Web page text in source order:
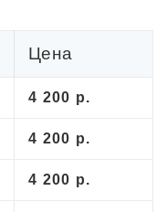
Цена
4 200 р.
4 200 р.
4 200 р.